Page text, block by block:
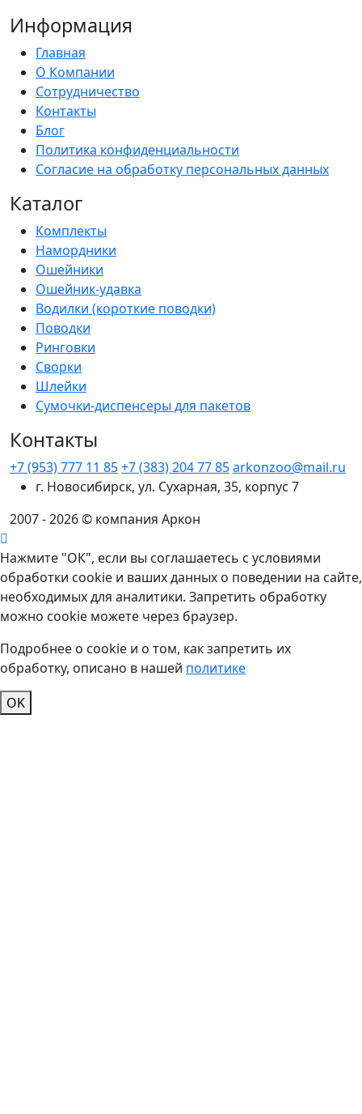
Информация
Главная
О Компании
Сотрудничество
Контакты
Блог
Политика конфиденциальности
Согласие на обработку персональных данных
Каталог
Комплекты
Намордники
Ошейники
Ошейник-удавка
Водилки (короткие поводки)
Поводки
Ринговки
Сворки
Шлейки
Сумочки-диспенсеры для пакетов
Контакты
+7 (953) 777 11 85+7 (383) 204 77 85arkonzoo@mail.ru
г. Новосибирск, ул. Сухарная, 35, корпус 7
2007 - 2026 © компания Аркон
Нажмите "ОК", если вы соглашаетесь с условиями
обработки cookie и ваших данных о поведении на сайте,
необходимых для аналитики. Запретить обработку
можно cookie можете через браузер.
Подробнее о cookie и о том, как запретить их
обработку, описано в нашей политике
OK